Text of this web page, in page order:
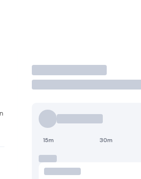
Operar
15m 30m